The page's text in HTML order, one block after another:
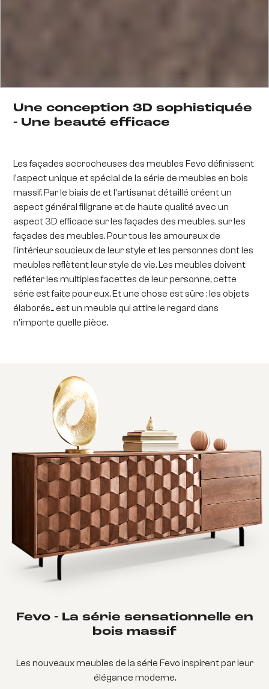
Une conception 3D sophistiquée
- Une beauté efficace
Les façades accrocheuses des meubles Fevo définissent
l'aspect unique et spécial de la série de meubles en bois
massif. Par le biais de et l'artisanat détaillé créent un
aspect général filigrane et de haute qualité avec un
aspect 3D efficace sur les façades des meubles. sur les
façades des meubles. Pour tous les amoureux de
l'intérieur soucieux de leur style et les personnes dont les
meubles reflètent leur style de vie. Les meubles doivent
refléter les multiples facettes de leur personne, cette
série est faite pour eux. Et une chose est sûre : les objets
élaborés... est un meuble qui attire le regard dans
n'importe quelle pièce.
Fevo - La série sensationnelle en
bois massif
Les nouveaux meubles de la série Fevo inspirent par leur
élégance moderne.